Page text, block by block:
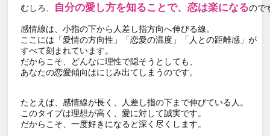
むしろ、 自分の愛し方を知ることで、恋は楽になるので
感情線は、小指の下から人差し指方向へ伸びる線。
ここには「愛情の方向性」「恋愛の温度」「人との距離感」が
すべて刻まれています。
だからこそ、どんなに理性で隠そうとしても、
あなたの恋愛傾向はにじみ出てしまうのです。
たとえば、感情線が長く、人差し指の下まで伸びている人。
このタイプは理想が高く、愛に対して誠実です。
だからこそ、一度好きになると深く尽くします。